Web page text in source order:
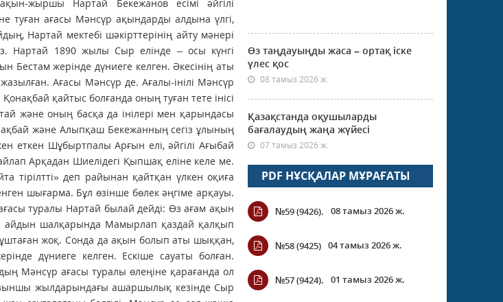
Өз таңдауыңды жаса – ортақ іске
үлес қос
08 тамыз 2026 ж.
Қазақстанда оқушыларды
бағалаудың жаңа жүйесі
07 тамыз 2026 ж.
PDF НҰСҚАЛАР МҰРАҒАТЫ
№59 (9426). 08 тамыз 2026 ж.
№58 (9425) 04 тамыз 2026 ж.
№57 (9424). 01 тамыз 2026 ж.